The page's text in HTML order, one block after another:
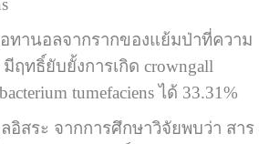
นอลจากรากของแย้มป่าที่ความ
ฤทธิ์ยับยั้งการเกิด crowngall
tumefaciens ได้ 33.31%
ะ จากการศึกษาวิจัยพบว่า สาร